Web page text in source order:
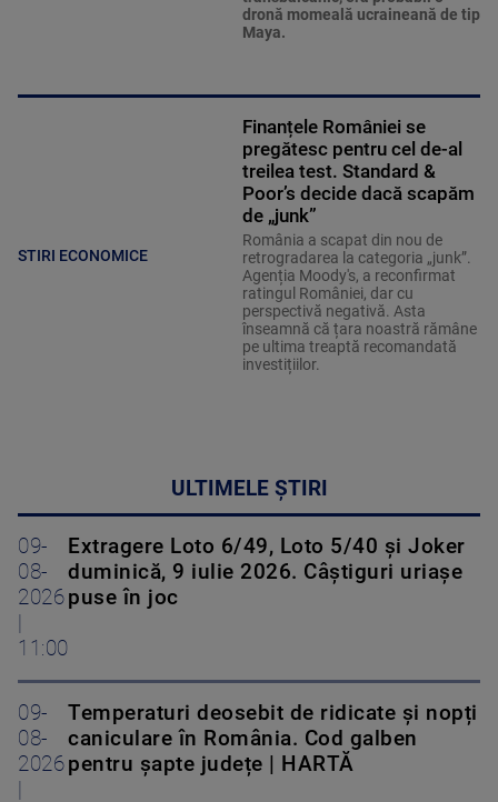
dronă momeală ucraineană de tip
Maya.
STIRI ECONOMICE
Finanțele României se
pregătesc pentru cel de-al
treilea test. Standard &
Poor’s decide dacă scapăm
de „junk”
România a scapat din nou de
retrogradarea la categoria „junk”.
Agenția Moody's, a reconfirmat
ratingul României, dar cu
perspectivă negativă. Asta
înseamnă că țara noastră rămâne
pe ultima treaptă recomandată
investițiilor.
ULTIMELE ȘTIRI
09-
08-
2026
11:00
Extragere Loto 6/49, Loto 5/40 și Joker
duminică, 9 iulie 2026. Câștiguri uriașe
puse în joc
09-
08-
2026
Temperaturi deosebit de ridicate și nopți
caniculare în România. Cod galben
pentru șapte județe | HARTĂ